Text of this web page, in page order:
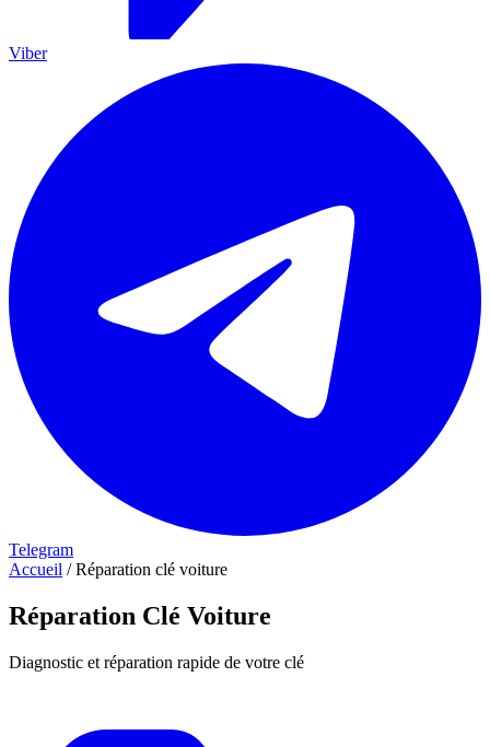
Viber
Telegram
Accueil / Réparation clé voiture
Réparation Clé Voiture
Diagnostic et réparation rapide de votre clé